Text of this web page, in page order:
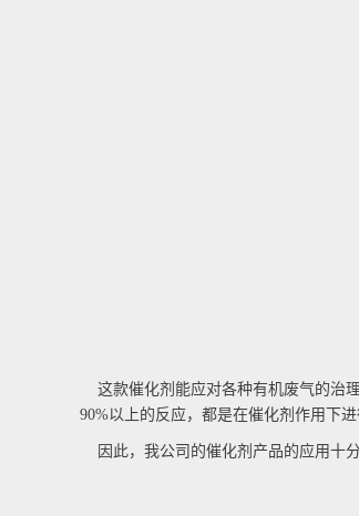
这款催化剂 能应对各种有机废气的治
90%以上的反应，都是在催化剂作用下进
因此，我公司的催化剂 产品的应用十